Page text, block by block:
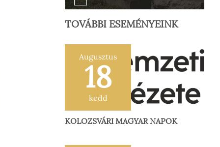
TOVÁBBI ESEMÉNYEINK
Augusztus
18
kedd
KOLOZSVÁRI MAGYAR NAPOK